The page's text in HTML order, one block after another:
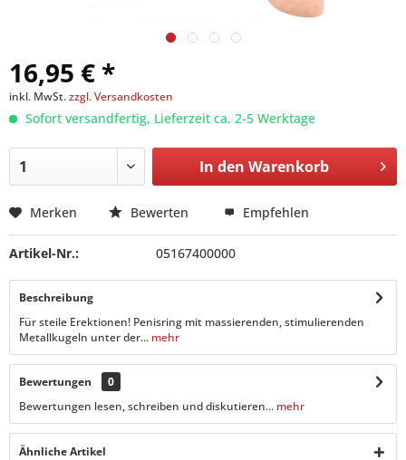
16,95 € *
inkl. MwSt.zzgl. Versandkosten
Sofort versandfertig, Lieferzeit ca. 2-5 Werktage
In den Warenkorb
Merken Bewerten Empfehlen
Artikel-Nr.: 05167400000
Beschreibung
Für steile Erektionen! Penisring mit massierenden, stimulierenden
Metallkugeln unter der... mehr
Bewertungen
0
Bewertungen lesen, schreiben und diskutieren... mehr
Ähnliche Artikel